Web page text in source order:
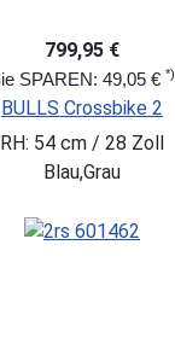
799,95 €
SPAREN: 49,05 € *)
BULLS Crossbike 2
RH: 54 cm / 28 Zoll
Blau,Grau